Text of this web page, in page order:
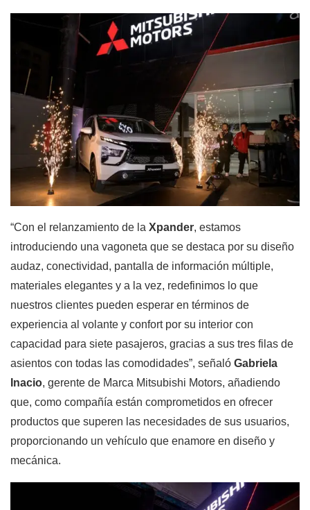
“Con el relanzamiento de la Xpander, estamos
introduciendo una vagoneta que se destaca por su diseño
audaz, conectividad, pantalla de información múltiple,
materiales elegantes y a la vez, redefinimos lo que
nuestros clientes pueden esperar en términos de
experiencia al volante y confort por su interior con
capacidad para siete pasajeros, gracias a sus tres filas de
asientos con todas las comodidades”, señaló Gabriela
Inacio, gerente de Marca Mitsubishi Motors, añadiendo
que, como compañía están comprometidos en ofrecer
productos que superen las necesidades de sus usuarios,
proporcionando un vehículo que enamore en diseño y
mecánica.